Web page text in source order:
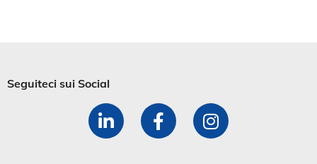
Seguiteci sui Social​